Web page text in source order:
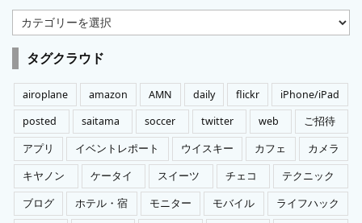
カ
テ
ゴ
リ
ー
タグクラウド
airoplane amazon AMN daily flickr
iPhone/iPad
posted
saitama soccer twitter web
ご招待
アプリ
イベントレポート ウイスキー カフェ
カメラ
キヤノン
ケータイ スイーツ チェコ
テクニック
ブログ
ホテル・宿 モニター モバイル
ライフハック